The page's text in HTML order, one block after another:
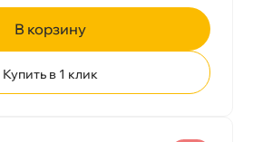
корзину
Купить в 1 клик